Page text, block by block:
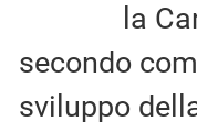
la Carta
secondo
sviluppo